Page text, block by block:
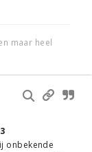
maar heel
onbekende